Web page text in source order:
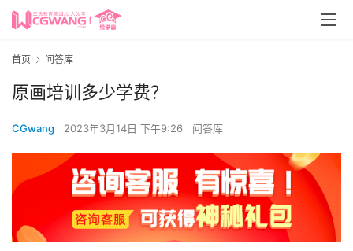
首页 问答库
原画培训多少学费？
CGwang 2023年3月14日 下午9:26 问答库